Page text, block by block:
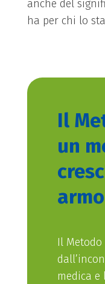
anche del
ha per chi lo
Il
un
Il Metodo
medica e